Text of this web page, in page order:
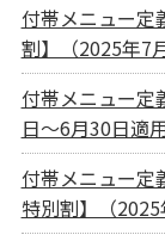
付帯メニュー定
割】（2025年7
付帯メニュー定
日～6月30日適
付帯メニュー定
特別割】（